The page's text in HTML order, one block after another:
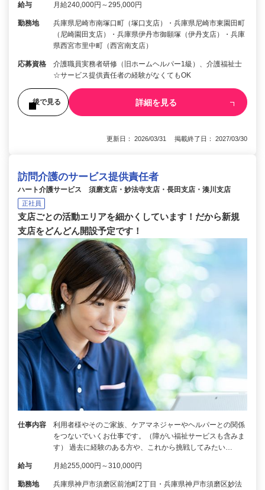
給与 月給240,000円～295,000円
勤務地
兵庫県尼崎市南塚口町（塚口支店）・兵庫県尼崎市東園田町
（尼崎園田支店）・兵庫県伊丹市御願塚（伊丹支店）・兵庫
県西宮市里中町（西宮南支店）
応募資格
介護職員実務者研修（旧ホームヘルパー1級）、介護福祉士
☆サービス提供責任者の経験がなくてもOK
後で見る 詳細を見る
更新日： 2026/03/31 掲載終了日： 2027/03/30
訪問介護のサービス提供責任者
ハート介護サービス 須磨支店・妙法寺支店・長田支店・湊川支店
正社員
支店ごとの活動エリアを細かくしています！だから新規
支店をどんどん開設予定です！
仕事内容
利用者様やそのご家族、ケアマネジャーやヘルパーとの関係
をつないでいくお仕事です。（障がい福祉サービスも含みま
す） 過去に経験のある方や、これから挑戦してみたい…
給与 月給255,000円～310,000円
勤務地
兵庫県神戸市須磨区前池町2丁目・兵庫県神戸市須磨区妙法